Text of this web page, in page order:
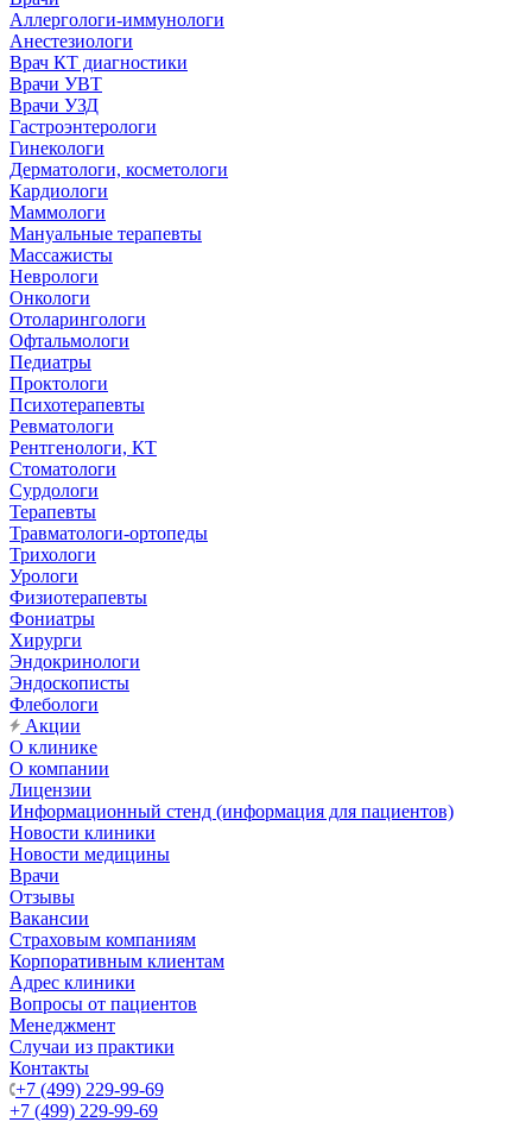
Аллергологи-иммунологи
Анестезиологи
Врач КТ диагностики
Врачи УВТ
Врачи УЗД
Гастроэнтерологи
Гинекологи
Дерматологи, косметологи
Кардиологи
Маммологи
Мануальные терапевты
Массажисты
Неврологи
Онкологи
Отоларингологи
Офтальмологи
Педиатры
Проктологи
Психотерапевты
Ревматологи
Рентгенологи, КТ
Стоматологи
Сурдологи
Терапевты
Травматологи-ортопеды
Трихологи
Урологи
Физиотерапевты
Фониатры
Хирурги
Эндокринологи
Эндоскописты
Флебологи
Акции
О клинике
О компании
Лицензии
Информационный стенд (информация для пациентов)
Новости клиники
Новости медицины
Врачи
Отзывы
Вакансии
Страховым компаниям
Корпоративным клиентам
Адрес клиники
Вопросы от пациентов
Менеджмент
Случаи из практики
Контакты
+7 (499) 229-99-69
+7 (499) 229-99-69